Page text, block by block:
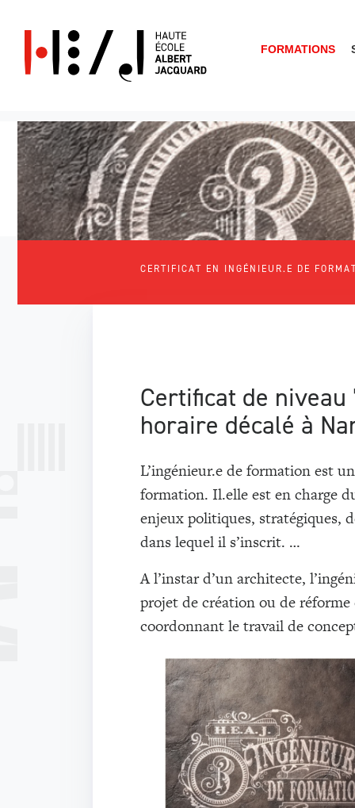
FORMATIONS
Que cherches-tu?
CERTIFICAT EN INGÉNIEUR.E DE
Certificat de
horaire décalé à
L’ingénieur.e de formation est
formation. Il.elle est en charge
enjeux politiques, stratégiques,
dans lequel il s’inscrit. …
A l’instar d’un architecte,
projet de création ou de
coordonnant le travail de